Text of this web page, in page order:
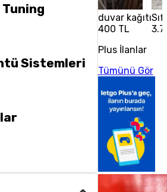
Sistemleri
duvar kağıtı
400 TL
Plus İlanlar
Tümünü Gör